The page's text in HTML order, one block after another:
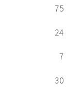
75
24
7
30